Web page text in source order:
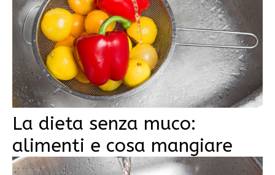
La dieta senza muco:
alimenti e cosa mangiare